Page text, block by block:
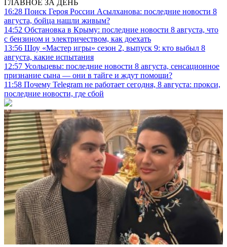
ГЛАВНОЕ ЗА ДЕНЬ
16:28 Поиск Героя России Асылханова: последние новости 8
августа, бойца нашли живым?
14:52 Обстановка в Крыму: последние новости 8 августа, что
с бензином и электричеством, как доехать
13:56 Шоу «Мастер игры» сезон 2, выпуск 9: кто выбыл 8
августа, какие испытания
12:57 Усольцевы: последние новости 8 августа, сенсационное
признание сына — они в тайге и ждут помощи?
11:58 Почему Telegram не работает сегодня, 8 августа: прокси,
последние новости, где сбой